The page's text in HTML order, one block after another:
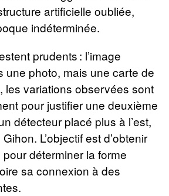
artificielle oubliée,
indéterminée.
prudents : l’image
une photo, mais une carte de
les variations observées sont
pour justifier une deuxième
détecteur placé plus à l’est,
L’objectif est d’obtenir
déterminer la forme
sa connexion à des